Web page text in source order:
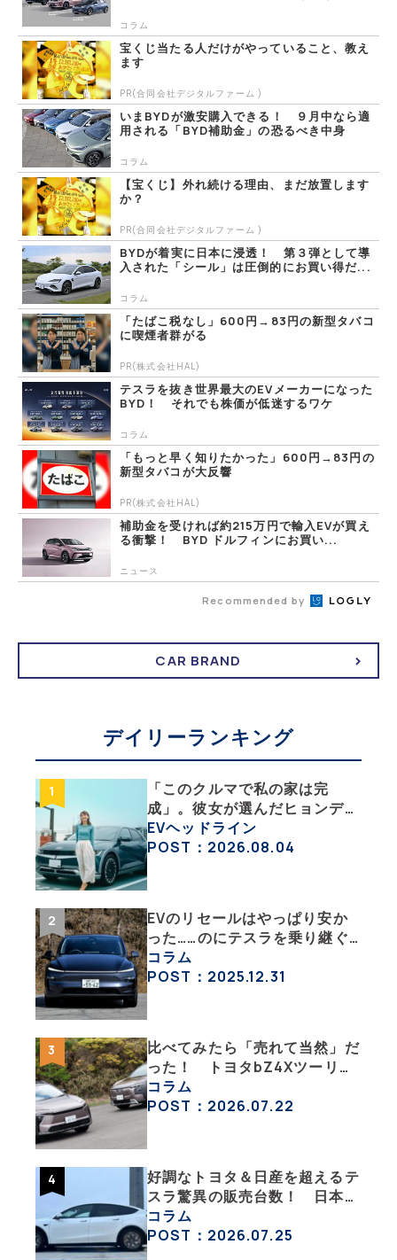
コラム
宝くじ当たる人だけがやっていること、教え
ます
PR(合同会社デジタルファーム )
いまBYDが激安購入できる！ ９月中なら適
用される「BYD補助金」の恐るべき中身
コラム
【宝くじ】外れ続ける理由、まだ放置します
か？
PR(合同会社デジタルファーム )
BYDが着実に日本に浸透！ 第３弾として導
入された「シール」は圧倒的にお買い得だ...
コラム
「たばこ税なし」600円→83円の新型タバコ
に喫煙者群がる
PR(株式会社HAL)
テスラを抜き世界最大のEVメーカーになった
BYD！ それでも株価が低迷するワケ
コラム
「もっと早く知りたかった」600円→83円の
新型タバコが大反響
PR(株式会社HAL)
補助金を受ければ約215万円で輸入EVが買え
る衝撃！ BYD ドルフィンにお買い...
ニュース
Recommended by
CAR BRAND
デイリーランキング
「このクルマで私の家は完
成」。彼女が選んだヒョンデ
「IONIQ 5」の「エネルギーハ
ック」な生活【ななみんEVレ
EVヘッドライン
POST：2026.08.04
EVのリセールはやっぱり安か
った……のにテスラを乗り継ぐ
ってどういうこと？ 【テスラ
沼にはまった大学教授のEV生
コラム
POST：2025.12.31
比べてみたら「売れて当然」だ
った！ トヨタbZ4Xツーリン
グ＆スバル・トレイルシーカー
が販売絶好調なワケ
コラム
POST：2026.07.22
好調なトヨタ＆日産を超えるテ
スラ驚異の販売台数！ 日本の
EV市場はますます拡大
コラム
POST：2026.07.25